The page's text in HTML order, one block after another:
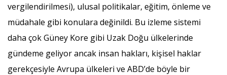
vergilendirilmesi), ulusal politikalar, eğitim, önleme ve
müdahale gibi konulara değinildi. Bu izleme sistemi
daha çok Güney Kore gibi Uzak Doğu ülkelerinde
gündeme geliyor ancak insan hakları, kişisel haklar
gerekçesiyle Avrupa ülkeleri ve ABD’de böyle bir